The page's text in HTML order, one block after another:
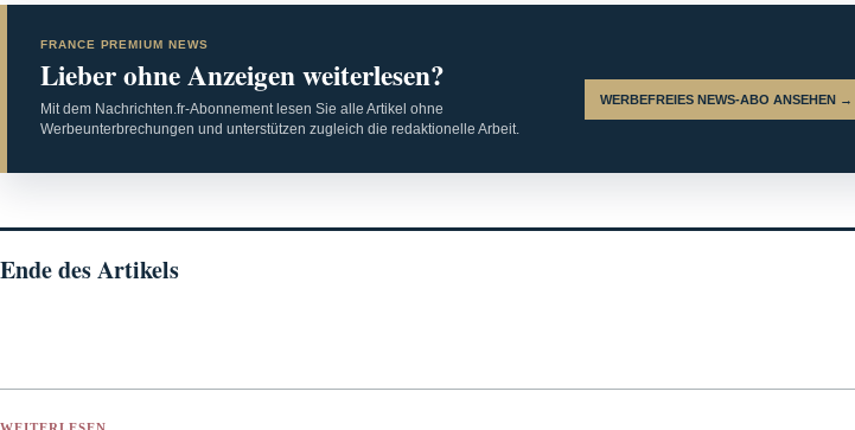
FRANCE PREMIUM NEWS
Lieber ohne Anzeigen weiterlesen?
Mit dem Nachrichten.fr-Abonnement lesen Sie alle Artikel ohne
Werbeunterbrechungen und unterstützen zugleich die redaktionelle Arbeit.
WERBEFREIES NEWS-ABO ANSEHEN →
Ende des Artikels
WEITERLESEN